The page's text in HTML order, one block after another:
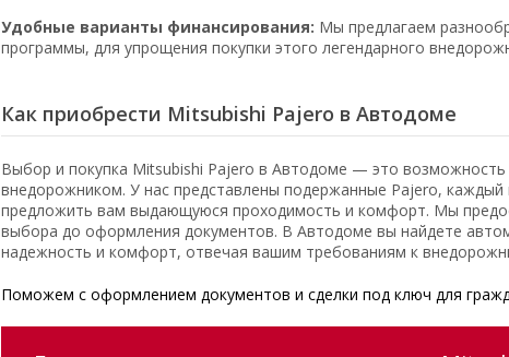
Удобные варианты финансирования: Мы предлагаем
программы, для упрощения покупки этого легендарного
Как приобрести Mitsubishi Pajero в Автодоме
Выбор и покупка Mitsubishi Pajero в Автодоме — это
внедорожником. У нас представлены подержанные Pajero,
предложить вам выдающуюся проходимость и комфорт. Мы
выбора до оформления документов. В Автодоме вы найдете
надежность и комфорт, отвечая вашим требованиям к
Поможем с оформлением документов и сделки под ключ для